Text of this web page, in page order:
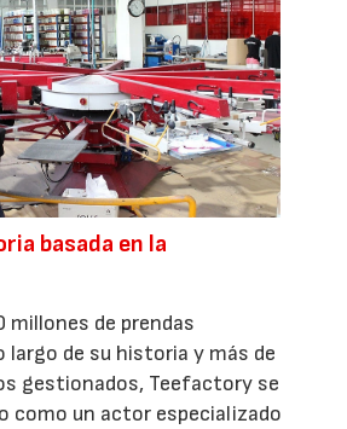
basada en la
millones de prendas
largo de su historia y más de
gestionados, Teefactory se
como un actor especializado